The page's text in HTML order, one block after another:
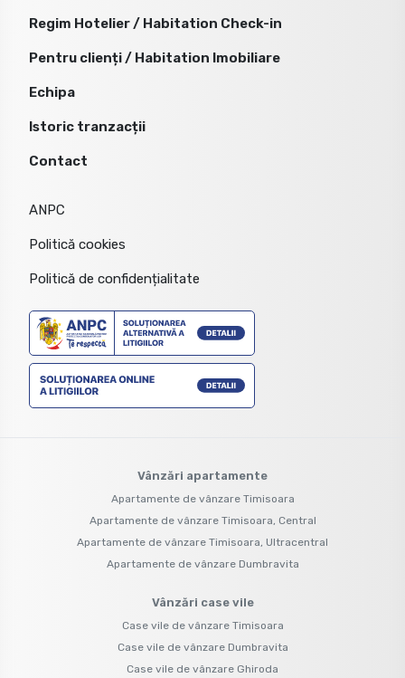
Regim Hotelier / Habitation Check-in
Pentru clienți / Habitation Imobiliare
Echipa
Istoric tranzacții
Contact
ANPC
Politică cookies
Politică de confidențialitate
Vânzări apartamente
Apartamente de vânzare Timisoara
Apartamente de vânzare Timisoara, Central
Apartamente de vânzare Timisoara, Ultracentral
Apartamente de vânzare Dumbravita
Vânzări case vile
Case vile de vânzare Timisoara
Case vile de vânzare Dumbravita
Case vile de vânzare Ghiroda